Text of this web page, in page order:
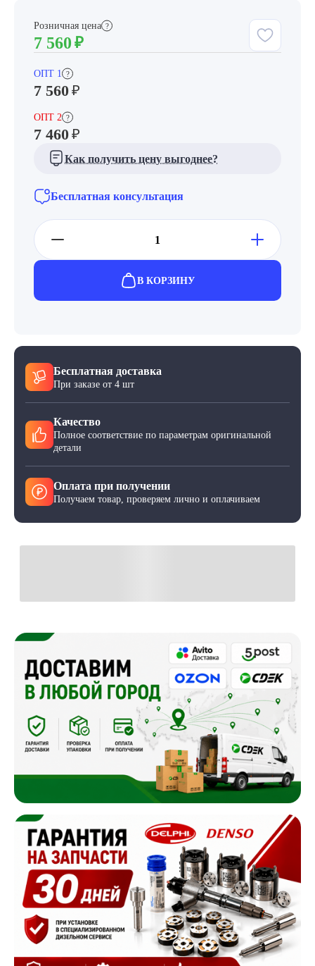
Розничная цена ?
7 560 ₽
ОПТ 1 ?
7 560₽
ОПТ 2 ?
7 460₽
Как получить цену выгоднее?
Бесплатная консультация
В КОРЗИНУ
Бесплатная доставка
При заказе от 4 шт
Качество
Полное соответствие по параметрам оригинальной
детали
Оплата при получении
Получаем товар, проверяем лично и оплачиваем